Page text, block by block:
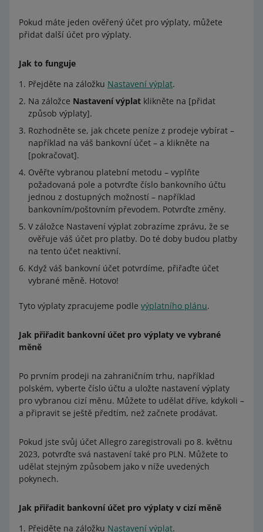
Pokud máte jeden ověřený účet pro výplaty, můžete
přidat další účet pro výplaty.
Jak to funguje
Přejděte na záložku Nastavení výplat.
Na záložce Nastavení výplat klikněte na [přidat
způsob výplaty].
Rozhodněte se, jak chcete peníze z prodeje vybírat –
například na váš bankovní účet – a klikněte na
[pokračovat].
Ověřte vybranou platební metodu –⁠⁠⁠⁠⁠⁠ vyplňte
požadovaná pole a potvrďte číslo bankovního účtu
jednou z dostupných možností –⁠⁠⁠⁠⁠⁠ například
bankovním/poštovním převodem. Potvrďte změny.
V záložce Nastavení výplat zobrazíme zprávu, že se
ověřuje váš účet pro platby. Do té doby budou platby
na tento účet neaktivní.
Když váš bankovní účet potvrdíme, přiřaďte účet
vybrané měně. Hotovo!
Tyto výplaty zpracujeme podle výplatního plánu.
Jak přiřadit bankovní účet pro výplaty ve vybrané
měně
Po prvním prodeji na zahraničním trhu, například
polském, vyberte číslo účtu a uložte nastavení výplaty
pro vybranou cizí měnu. Můžete to udělat dříve, kdykoli –
a připravit se ještě předtím, než začnete prodávat.
Pokud jste svůj účet Allegro zaregistrovali po 8. květnu
2023, potvrďte svá nastavení také pro PLN. Můžete to
udělat stejným způsobem jako v níže uvedených
pokynech.
Jak přiřadit bankovní účet pro výplaty v cizí měně
Přejděte na záložku Nastavení výplat.